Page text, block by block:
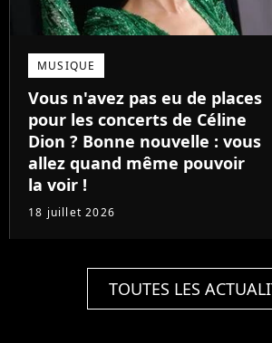
MUSIQUE
Vous n'avez pas eu de places
pour les concerts de Céline
Dion ? Bonne nouvelle : vous
allez quand même pouvoir
la voir !
18 juillet 2026
TOUTES LES